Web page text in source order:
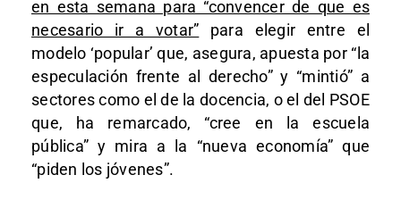
en esta semana para “convencer de que es
necesario ir a votar” para elegir entre el
modelo ‘popular’ que, asegura, apuesta por “la
especulación frente al derecho” y “mintió” a
sectores como el de la docencia, o el del PSOE
que, ha remarcado, “cree en la escuela
pública” y mira a la “nueva economía” que
“piden los jóvenes”.